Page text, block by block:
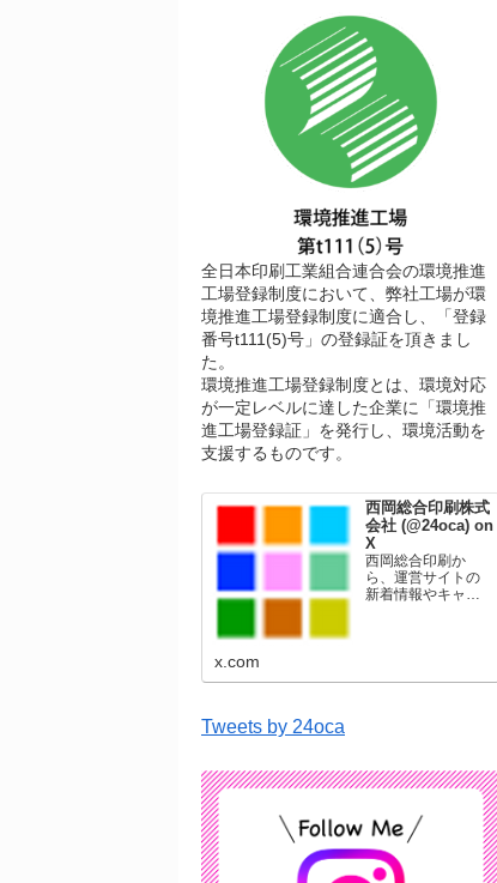
全日本印刷工業組合連合会の環境推進
工場登録制度において、弊社工場が環
境推進工場登録制度に適合し、「登録
番号t111(5)号」の登録証を頂きまし
た。
環境推進工場登録制度とは、環境対応
が一定レベルに達した企業に「環境推
進工場登録証」を発行し、環境活動を
支援するものです。
西岡総合印刷株式
会社 (@24oca) on
X
西岡総合印刷か
ら、運営サイトの
新着情報やキャン
ています。
x.com
Tweets by 24oca